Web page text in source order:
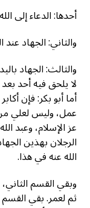
أحدها: الدعاء إلى
والثاني: الجهاد عند
والثالث: الجهاد
لا يلحق فيه أحد
أما أبو بكر: فإن
عمل، وليس لعلي
عز الإسلام، وعبد
الرجلان بهذين
الله عنه في هذا.
وبقي القسم
ثم لعمر. بقي القسم